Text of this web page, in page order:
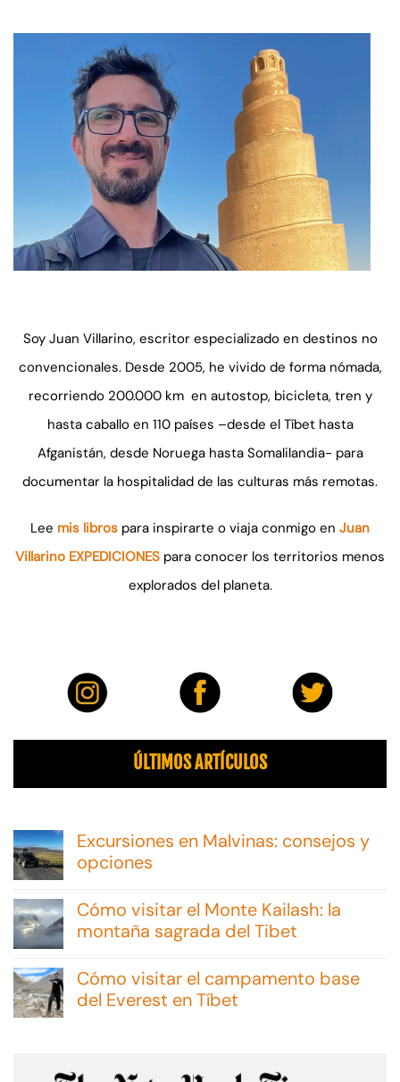
Soy Juan Villarino, escritor especializado en destinos no
convencionales. Desde 2005, he vivido de forma nómada,
recorriendo 200.000 km en autostop, bicicleta, tren y
hasta caballo en 110 países –desde el Tíbet hasta
Afganistán, desde Noruega hasta Somalilandia- para
documentar la hospitalidad de las culturas más remotas.
Lee mis libros para inspirarte o viaja conmigo en Juan
Villarino EXPEDICIONES para conocer los territorios menos
explorados del planeta.
ÚLTIMOS ARTÍCULOS
Excursiones en Malvinas: consejos y
opciones
hay
comentarios
en
Excursiones
Malvinas:
consejos
y
opciones
Cómo visitar el Monte Kailash: la
montaña sagrada del Tibet
hay
comentarios
en
Cómo
Cómo visitar el campamento base
del Everest en Tíbet
Cómo